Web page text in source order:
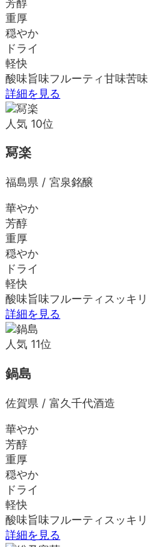
重厚
穏やか
ドライ
軽快
酸味旨味フルーティ甘味苦味
詳細を見る
人気 10位
冩楽
福島県 / 宮泉銘醸
華やか
芳醇
重厚
穏やか
ドライ
軽快
酸味旨味フルーティ スッキリ
詳細を見る
人気 11位
鍋島
佐賀県 / 富久千代酒造
華やか
芳醇
重厚
穏やか
ドライ
軽快
酸味旨味フルーティ スッキリ
詳細を見る